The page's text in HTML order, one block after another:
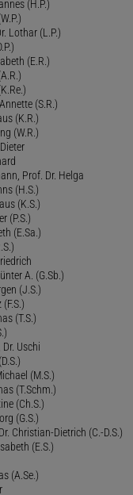
(H.P.)
Lothar (L.P.)
(E.R.)
(S.R.)
(K.R.)
(W.R.)
Prof. Dr. Helga
(H.S.)
(K.S.)
(P.S.)
(E.Sa.)
A. (G.Sb.)
(J.S.)
(T.S.)
Uschi
(M.S.)
(T.Schm.)
(Ch.S.)
(G.S.)
Christian-Dietrich (C.-D.S.)
(E.S.)
(A.Se.)